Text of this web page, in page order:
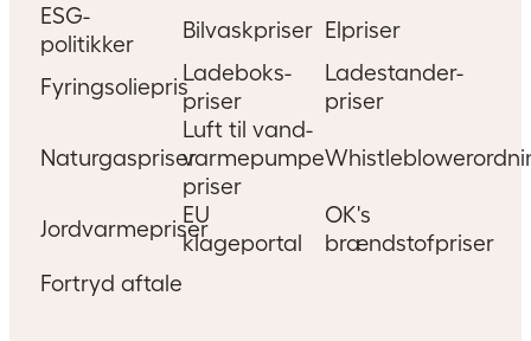
ESG-
politikker
Bilvaskpriser Elpriser
Fyringsoliepris
Ladeboks-
priser
Ladestander-
priser
Naturgaspriser
Luft til vand-
varmepumpe
priser
Jordvarmepriser
EU
klageportal
OK's
brændstofpriser
Fortryd aftale